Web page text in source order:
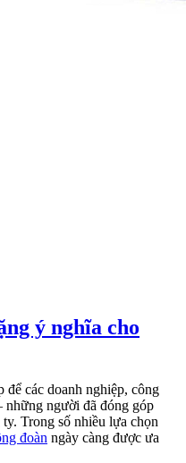
ý nghĩa cho
để các doanh nghiệp, công
những người đã đóng góp
Trong số nhiều lựa chọn
đoàn ngày càng được ưa